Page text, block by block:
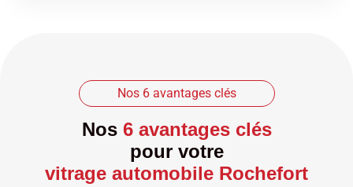
Nos 6 avantages clés
Nos 6 avantages clés
pour votre
vitrage automobile Rochefort